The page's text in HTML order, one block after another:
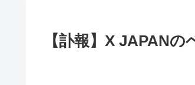
【訃報】X JAPAN